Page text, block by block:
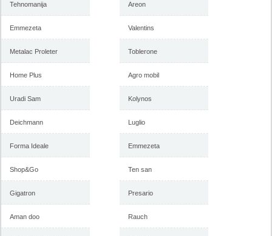
Tehnomanija
Emmezeta
Metalac Proleter
Home Plus
Uradi Sam
Deichmann
Forma Ideale
Shop&Go
Gigatron
Aman doo
Areon
Valentins
Toblerone
Agro mobil
Kolynos
Luglio
Emmezeta
Ten san
Presario
Rauch